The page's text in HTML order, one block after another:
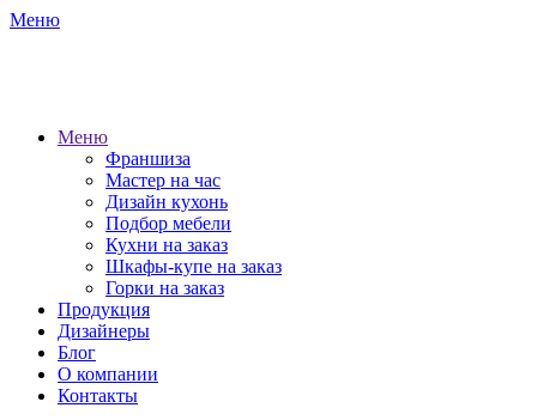
Меню
Меню
Франшиза
Мастер на час
Дизайн кухонь
Подбор мебели
Кухни на заказ
Шкафы-купе на заказ
Горки на заказ
Продукция
Дизайнеры
Блог
О компании
Контакты